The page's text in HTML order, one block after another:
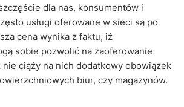
dla nas, konsumentów i
usługi oferowane w sieci są po
cena wynika z faktu, iż
sobie pozwolić na zaoferowanie
nie ciąży na nich dodatkowy obowiązek
biur, czy magazynów.